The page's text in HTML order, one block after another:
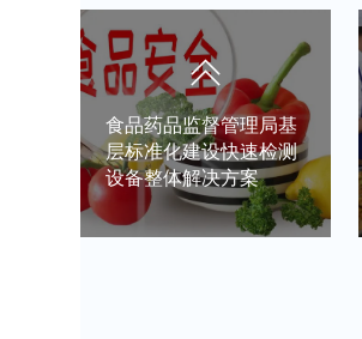
一、快检实验室建设方案
配置及费用建设类别序号
名称用途说明数量1、快
检室快检设备1便携式多
功能食品安全···
食品药品监督管理局基
层标准化建设快速检测
设备整体解决方案